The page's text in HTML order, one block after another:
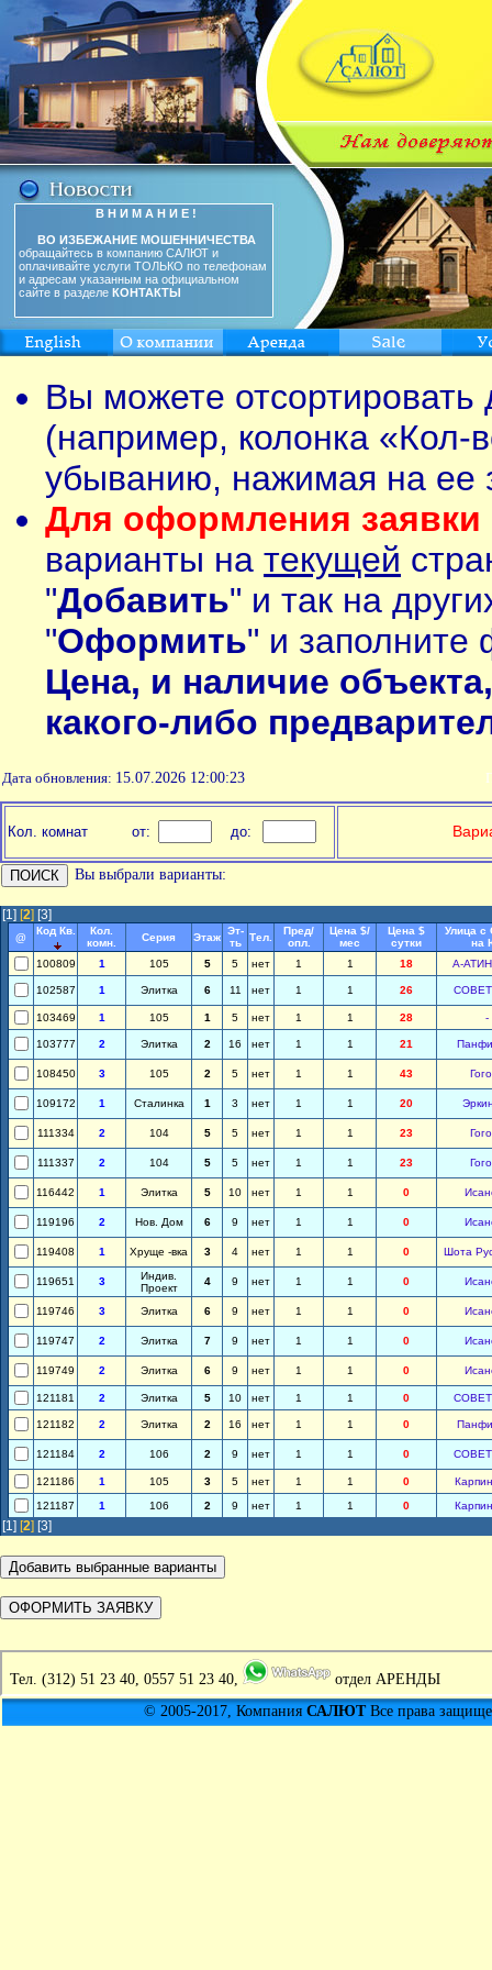
В Н И М А Н И Е !
ВО ИЗБЕЖАНИЕ МОШЕННИЧЕСТВА
обращайтесь в компанию САЛЮТ и
оплачивайте услуги ТОЛЬКО по телефонам
и адресам указанным на официальном
сайте в разделе КОНТАКТЫ
Вы можете
(например, колонка «Кол-
убыванию, нажимая на ее
Для оформления заявки
варианты на текущей
"Добавить" и так на
"Оформить" и заполните
Цена, и наличие
какого-либо
Дата обновления: 15.07.2026 12:00:23
Кол. комнат от: до:
Вы выбрали варианты:
[1] [2] [3]
@
Код Кв.
Кол.
комн.
Серия Этаж
Эт-
ть
Тел.
Пред/
опл.
Цена $/
мес
Цена $
сутки
Улица с
на
100809
1 105 5 5 нет 1 1 18 А-
102587 1 Элитка 6 11 нет 1 1 26
103469 1 105 1 5 нет 1 1 28 -
103777 2 Элитка 2 16 нет 1 1 21
108450 3 105 2 5 нет 1 1 43
109172 1 Сталинка 1 3 нет 1 1 20
111334 2 104 5 5 нет 1 1 23
111337 2 104 5 5 нет 1 1 23
116442 1 Элитка 5 10 нет 1 1 0
119196 2 Нов. Дом 6 9 нет 1 1 0
119408 1 Хруще -вка 3 4 нет 1 1 0 Шота
119651 3
Индив.
Проект
4 9 нет 1 1 0
119746 3 Элитка 6 9 нет 1 1 0
119747 2 Элитка 7 9 нет 1 1 0
119749 2 Элитка 6 9 нет 1 1 0
121181 2 Элитка 5 10 нет 1 1 0
121182 2 Элитка 2 16 нет 1 1 0
121184 2 106 2 9 нет 1 1 0
121186 1 105 3 5 нет 1 1 0
121187
1 106 2 9 нет 1 1 0
[1] [2] [3]
Тел. (312) 51 23 40, 0557 51 23 40,
отдел АРЕНДЫ
© 2005-2017, Компания САЛЮТВсе права